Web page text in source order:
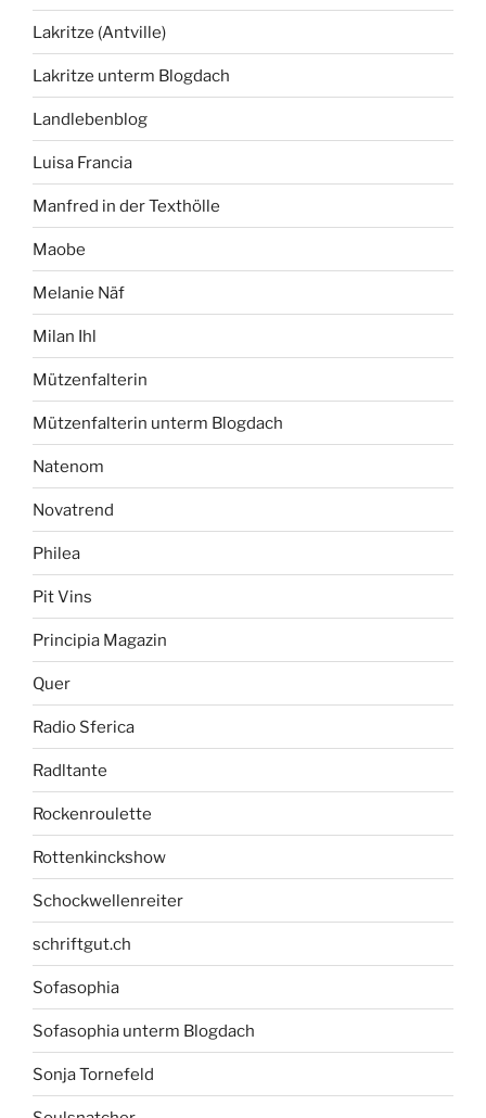
Lakritze (Antville)
Lakritze unterm Blogdach
Landlebenblog
Luisa Francia
Manfred in der Texthölle
Maobe
Melanie Näf
Milan Ihl
Mützenfalterin
Mützenfalterin unterm Blogdach
Natenom
Novatrend
Philea
Pit Vins
Principia Magazin
Quer
Radio Sferica
Radltante
Rockenroulette
Rottenkinckshow
Schockwellenreiter
schriftgut.ch
Sofasophia
Sofasophia unterm Blogdach
Sonja Tornefeld